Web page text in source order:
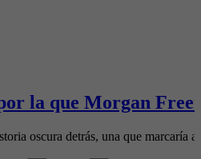
la que Morgan
oscura detrás, una que marcaría